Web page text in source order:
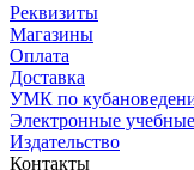
Реквизиты
Магазины
Oплата
Доставка
УМК по
Электронные
Издательство
Контакты